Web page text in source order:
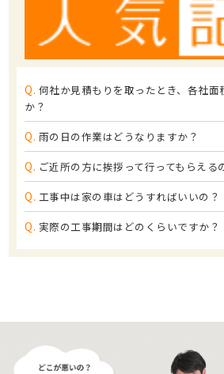
Q. 何社か見積もりを取ったとき、各社
か？
Q. 雨の日の作業はどうなりますか？
Q. ご近所の方に挨拶って行ってもらえる
Q. 工事中は家の車はどうすればいいの？
Q. 実際の工事期間はどのくらいですか？